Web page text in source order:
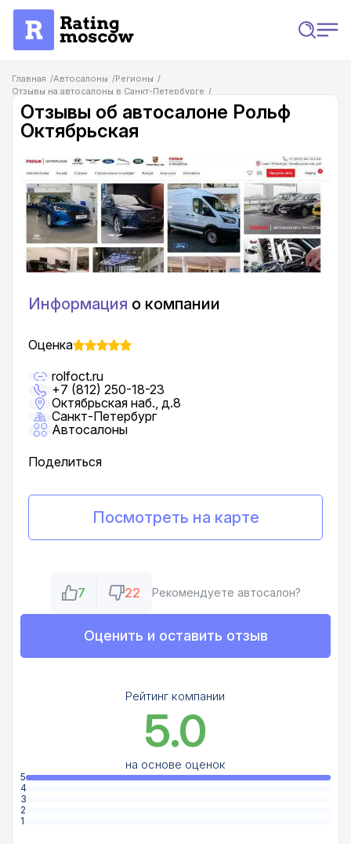
Главная Автосалоны
Регионы
Отзывы на автосалоны в Санкт-Петербурге
Отзывы об автосалоне Рольф Октябрьская
Отзывы об автосалоне Рольф
Октябрьская
Информация о компании
Оценка
rolfoct.ru
+7 (812) 250-18-23
Октябрьская наб., д.8
Санкт-Петербург
Автосалоны
Поделиться
Посмотреть на карте
7 22 Рекомендуете автосалон?
Оценить и оставить отзыв
Рейтинг компании
5.0
на основе оценок
5
4
3
2
1